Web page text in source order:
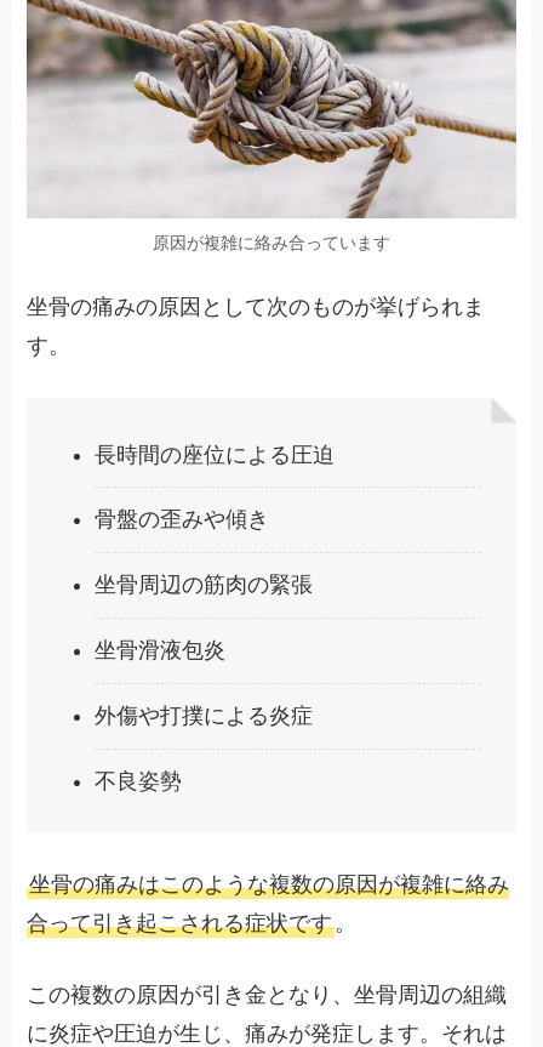
原因が複雑に絡み合っています
坐骨の痛みの原因として次のものが挙げられま
す。
長時間の座位による圧迫
骨盤の歪みや傾き
坐骨周辺の筋肉の緊張
坐骨滑液包炎
外傷や打撲による炎症
不良姿勢
坐骨の痛みはこのような複数の原因が複雑に絡み
合って引き起こされる症状です。
この複数の原因が引き金となり、坐骨周辺の組織
に炎症や圧迫が生じ、痛みが発症します。それは